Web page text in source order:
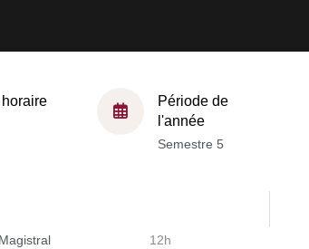
Période de
l'année
Semestre 5
12h